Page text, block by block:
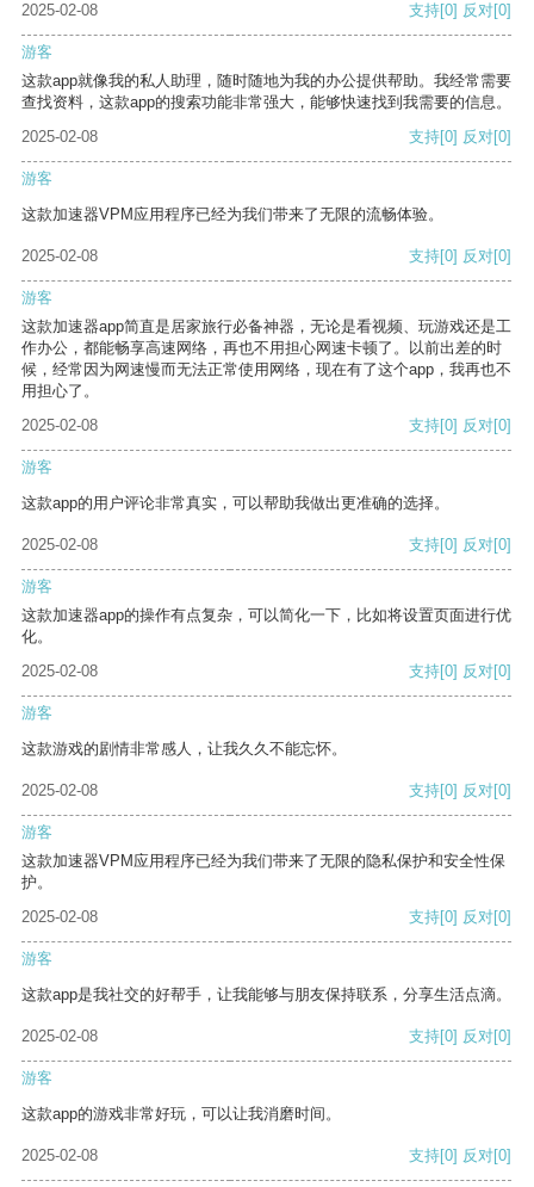
2025-02-08
支持[0] 反对[0]
游客
这款app就像我的私人助理，随时随地为我的办公提供帮助。我经常需要
查找资料，这款app的搜索功能非常强大，能够快速找到我需要的信息。
2025-02-08
支持[0] 反对[0]
游客
这款加速器VPM应用程序已经为我们带来了无限的流畅体验。
2025-02-08 支持[0] 反对[0]
游客
这款加速器app简直是居家旅行必备神器，无论是看视频、玩游戏还是工
作办公，都能畅享高速网络，再也不用担心网速卡顿了。以前出差的时
候，经常因为网速慢而无法正常使用网络，现在有了这个app，我再也不
用担心了。
2025-02-08
支持[0] 反对[0]
游客
这款app的用户评论非常真实，可以帮助我做出更准确的选择。
2025-02-08 支持[0] 反对[0]
游客
这款加速器app的操作有点复杂，可以简化一下，比如将设置页面进行优
化。
2025-02-08
支持[0] 反对[0]
游客
这款游戏的剧情非常感人，让我久久不能忘怀。
2025-02-08 支持[0] 反对[0]
游客
这款加速器VPM应用程序已经为我们带来了无限的隐私保护和安全性保
护。
2025-02-08
支持[0] 反对[0]
游客
这款app是我社交的好帮手，让我能够与朋友保持联系，分享生活点滴。
2025-02-08 支持[0] 反对[0]
游客
这款app的游戏非常好玩，可以让我消磨时间。
2025-02-08 支持[0] 反对[0]